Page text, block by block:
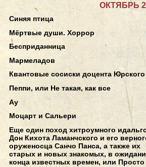
ОКТЯБРЬ
Синяя птица
Мёртвые души. Хоррор
Бесприданница
Мармеладов
Квантовые сосиски доцента Юрского
Пеппи, или Не такая, как все
Ау
Моцарт и Сальери
Еще один поход хитроумного
Дон Кихота Ламанчского и его
оруженосца Санчо Панса, а также их
старых и новых знакомых, в
конца известных времен, или Просто